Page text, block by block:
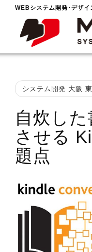
WEBシステム開発･デザイ
システム開発 大阪
自炊し
させる
題点